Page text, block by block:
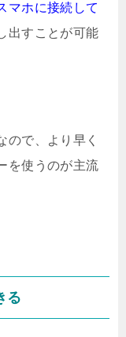
マホに接続して
出すことが可能
で、
より早く
を使うのが主流
る